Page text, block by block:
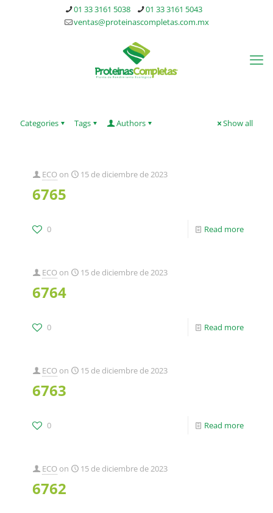
01 33 3161 5038
01 33 3161 5043
ventas@proteinascompletas.com.mx
Categories Tags Authors Show all
ECO on 15 de diciembre de 2023
6765
0 Read more
ECO on 15 de diciembre de 2023
6764
0 Read more
ECO on 15 de diciembre de 2023
6763
0 Read more
ECO on 15 de diciembre de 2023
6762